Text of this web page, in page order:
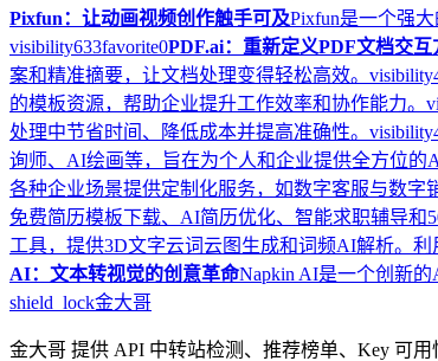
Pixfun：让动画视频创作触手可及Pixfun是一个强
visibility633favorite0PDF.ai：重新定义PDF文档交互
案和精准摘要，让文档处理变得轻松高效。 visibility
的模板资源，帮助企业提升工作效率和协作能力。
处理中节省时间、降低成本并提高准确性。 visibility
询师、AI绘画等，旨在为个人和企业提供全方位的
各种企业场景提供定制化服务，如数字客服与数字
免费简历模板下载、AI简历优化、智能求职辅导和
工具，提供3D文字云词云图生成和词频AI解析。
AI：文本转视觉的创意革命Napkin AI是一个创新
shield_lock金大哥
金大哥 提供 API 中转站检测、推荐榜单、Key 可用